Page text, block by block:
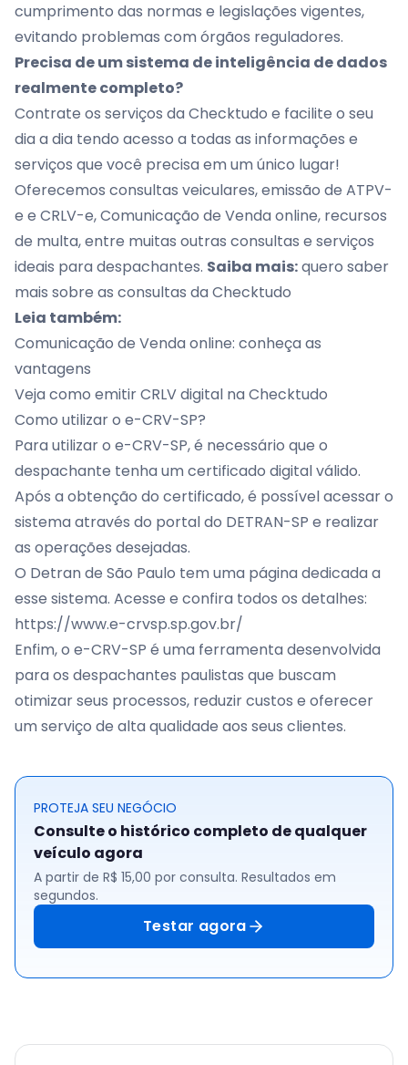
cumprimento das normas e legislações vigentes,
evitando problemas com órgãos reguladores.
Precisa de um sistema de inteligência de dados
realmente completo?
Contrate os serviços da Checktudo e facilite o seu
dia a dia tendo acesso a todas as informações e
serviços que você precisa em um único lugar!
Oferecemos consultas veiculares, emissão de ATPV-
e e CRLV-e, Comunicação de Venda online, recursos
de multa, entre muitas outras consultas e serviços
ideais para despachantes. Saiba mais:quero saber
mais sobre as consultas da Checktudo
Leia também:
Comunicação de Venda online: conheça as
vantagens
Veja como emitir CRLV digital na Checktudo
Como utilizar o e-CRV-SP?
Para utilizar o e-CRV-SP, é necessário que o
despachante tenha um certificado digital válido.
Após a obtenção do certificado, é possível acessar o
sistema através do portal do DETRAN-SP e realizar
as operações desejadas.
O Detran de São Paulo tem uma página dedicada a
esse sistema. Acesse e confira todos os detalhes:
https://www.e-crvsp.sp.gov.br/
Enfim, o e-CRV-SP é uma ferramenta desenvolvida
para os despachantes paulistas que buscam
otimizar seus processos, reduzir custos e oferecer
um serviço de alta qualidade aos seus clientes.
PROTEJA SEU NEGÓCIO
Consulte o histórico completo de qualquer
veículo agora
A partir de R$ 15,00 por consulta. Resultados em
segundos.
Testar agora